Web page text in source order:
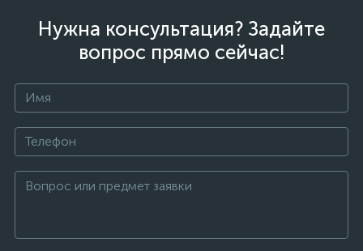
Нужна консультация? Задайте
вопрос прямо сейчас!